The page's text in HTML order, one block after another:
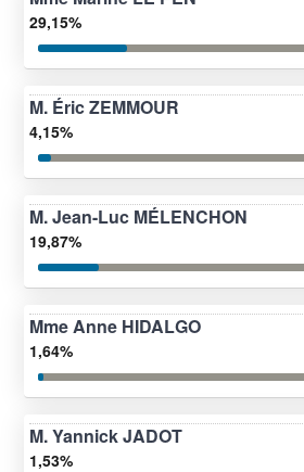
29,15%
M. Éric ZEMMOUR
4,15%
M. Jean-Luc MÉLENCHON
19,87%
Mme Anne HIDALGO
1,64%
M. Yannick JADOT
1,53%